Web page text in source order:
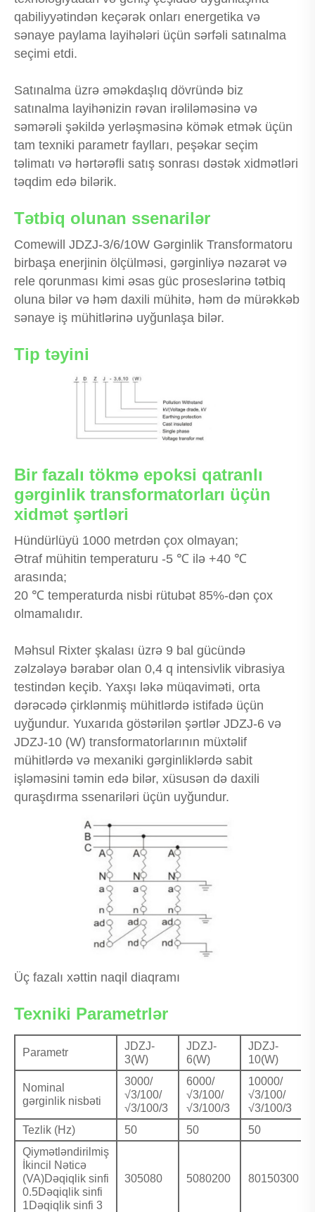
qabiliyyətindən keçərək onları energetika və
sənaye paylama layihələri üçün sərfəli satınalma
seçimi etdi.
Satınalma üzrə əməkdaşlıq dövründə biz
satınalma layihənizin rəvan irəliləməsinə və
səmərəli şəkildə yerləşməsinə kömək etmək üçün
tam texniki parametr faylları, peşəkar seçim
təlimatı və hərtərəfli satış sonrası dəstək xidmətləri
təqdim edə bilərik.
Tətbiq olunan ssenarilər
Comewill JDZJ-3/6/10W Gərginlik Transformatoru
birbaşa enerjinin ölçülməsi, gərginliyə nəzarət və
rele qorunması kimi əsas güc proseslərinə tətbiq
oluna bilər və həm daxili mühitə, həm də mürəkkəb
sənaye iş mühitlərinə uyğunlaşa bilər.
Tip təyini
Bir fazalı tökmə epoksi qatranlı
gərginlik transformatorları üçün
xidmət şərtləri
Hündürlüyü 1000 metrdən çox olmayan;
Ətraf mühitin temperaturu -5 ℃ ilə +40 ℃
arasında;
20 ℃ temperaturda nisbi rütubət 85%-dən çox
olmamalıdır.
Məhsul Rixter şkalası üzrə 9 bal gücündə
zəlzələyə bərabər olan 0,4 q intensivlik vibrasiya
testindən keçib. Yaxşı ləkə müqaviməti, orta
dərəcədə çirklənmiş mühitlərdə istifadə üçün
uyğundur. Yuxarıda göstərilən şərtlər JDZJ-6 və
JDZJ-10 (W) transformatorlarının müxtəlif
mühitlərdə və mexaniki gərginliklərdə sabit
işləməsini təmin edə bilər, xüsusən də daxili
quraşdırma ssenariləri üçün uyğundur.
Üç fazalı xəttin naqil diaqramı
Texniki Parametrlər
Parametr
JDZJ-
3(W)
JDZJ-
6(W)
JDZJ-
10(W)
Nominal
gərginlik nisbəti
3000/
√3/100/
√3/100/3
6000/
√3/100/
√3/100/3
10000/
√3/100/
√3/100/3
Tezlik (Hz)
50 50
50
Qiymətləndirilmiş
İkincil Nəticə
(VA)Dəqiqlik sinfi
0.5Dəqiqlik sinfi
1Dəqiqlik sinfi 3
305080 5080200 80150300